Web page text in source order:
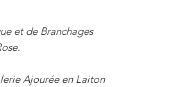
et de Branchages
Ajourée en Laiton